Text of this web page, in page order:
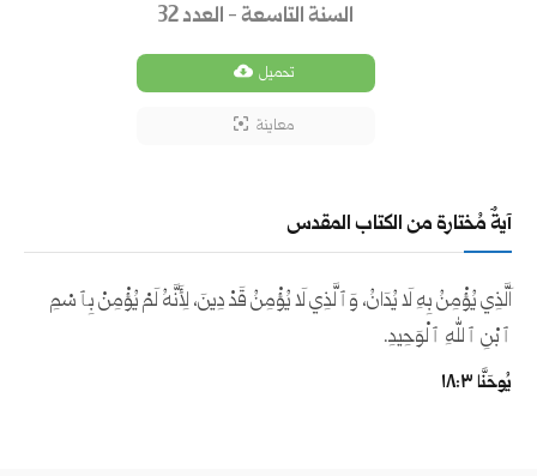
السنة التاسعة - العدد 32
تحميل
معاينة
آيةٌ مُختارة من الكتاب المقدس
اَلَّذِي يُؤْمِنُ بِهِ لَا يُدَانُ، وَٱلَّذِي لَا يُؤْمِنُ قَدْ دِينَ، لِأَنَّهُ لَمْ يُؤْمِنْ بِٱسْمِ
ٱبْنِ ٱللهِ ٱلْوَحِيدِ.
يُوحَنَّا ٣:‏١٨